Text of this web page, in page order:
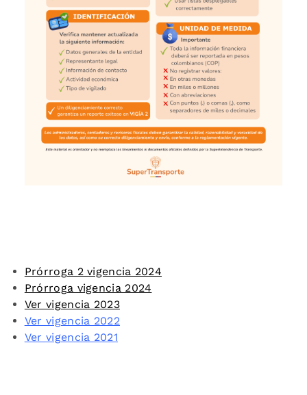
Prórroga 2 vigencia 2024
Prórroga vigencia 2024
Ver vigencia 2023
Ver vigencia 2022
Ver vigencia 2021